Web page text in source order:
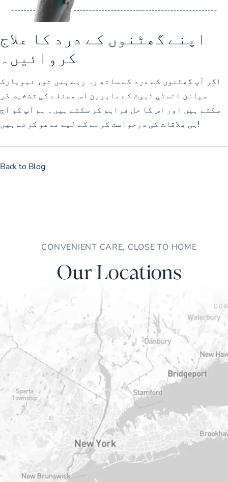
اپنے گھٹنوں کے درد کا علاج
کروائیں۔
اگر آپ گھٹنوں کے درد کے ساتھ رہ رہے ہیں تو، نیویارک
سپائن انسٹی ٹیوٹ کے ماہرین اس مسئلے کی تشخیص کر
سکتے ہیں اور اس کا حل فراہم کر سکتے ہیں۔ ہم آپ کو آج
ہی ملاقات کی درخواست کرنے کے لیے مدعو کرتے ہیں!
Back to Blog
CONVENIENT CARE, CLOSE TO HOME
Our Locations